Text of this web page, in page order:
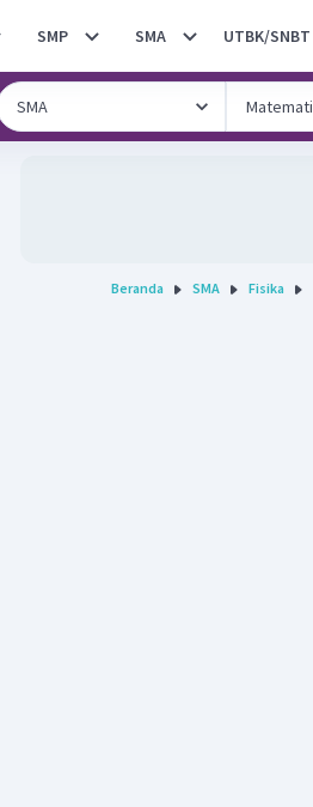
SMP SMA UTBK/SNBT
Beranda SMA Fisika